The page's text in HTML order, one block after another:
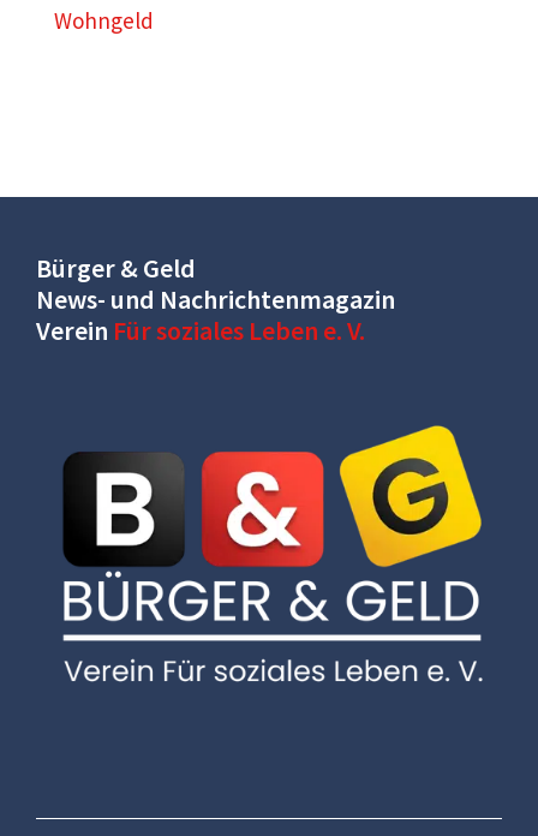
Wohngeld
Bürger & Geld
News- und Nachrichtenmagazin
Verein Für soziales Leben e. V.